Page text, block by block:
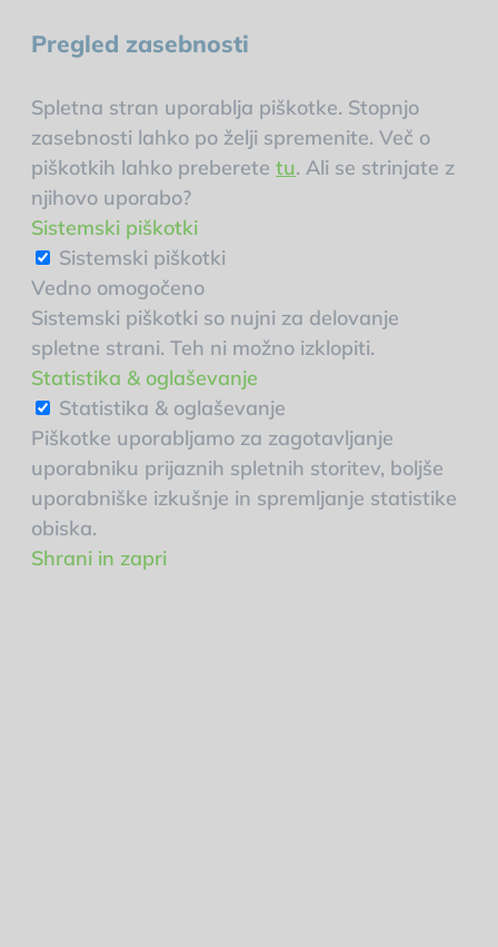
Pregled zasebnosti
Spletna stran uporablja piškotke. Stopnjo
zasebnosti lahko po želji spremenite. Več o
piškotkih lahko preberete tu. Ali se strinjate z
njihovo uporabo?
Sistemski piškotki
Sistemski piškotki
Vedno omogočeno
Sistemski piškotki so nujni za delovanje
spletne strani. Teh ni možno izklopiti.
Statistika & oglaševanje
Statistika & oglaševanje
Piškotke uporabljamo za zagotavljanje
uporabniku prijaznih spletnih storitev, boljše
uporabniške izkušnje in spremljanje statistike
obiska.
Shrani in zapri